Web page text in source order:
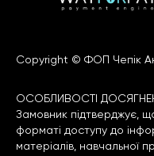
Copyright © ФОП Чепік
ОСОБЛИВОСТІ
Замовник підтверджує,
форматі доступу до
матеріалів, навчальної